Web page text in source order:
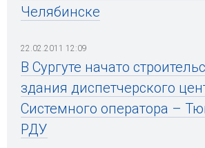
Челябинске
22.02.2011 12:09
В Сургуте начато
здания диспетчерского
Системного оператора –
РДУ